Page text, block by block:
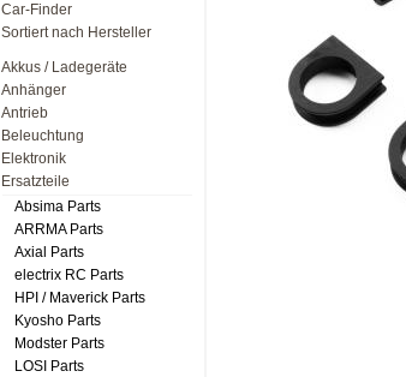
Car-Finder
Sortiert nach Hersteller
Akkus / Ladegeräte
Anhänger
Antrieb
Beleuchtung
Elektronik
Ersatzteile
Absima Parts
ARRMA Parts
Axial Parts
electrix RC Parts
HPI / Maverick Parts
Kyosho Parts
Modster Parts
LOSI Parts